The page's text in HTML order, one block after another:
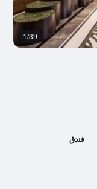
فندق
1/39